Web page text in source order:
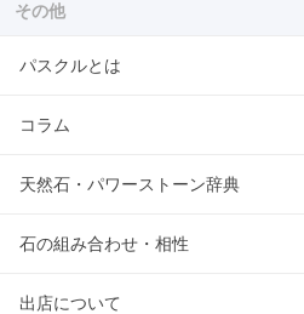
その他
パスクルとは
コラム
天然石・パワーストーン辞典
石の組み合わせ・相性
出店について